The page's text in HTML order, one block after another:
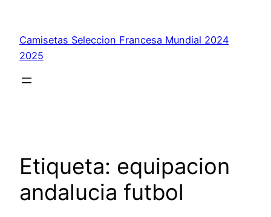
contenido
Camisetas Seleccion Francesa Mundial 2024
2025
Etiqueta: equipacion
andalucia futbol